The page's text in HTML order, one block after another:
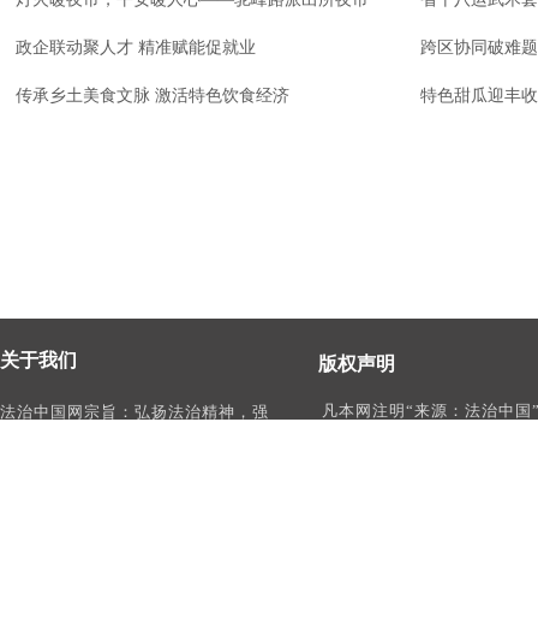
政企联动聚人才 精准赋能促就业 跨区协同破难
传承乡土美食文脉 激活特色饮食经济 特色甜瓜迎丰
版权声明
凡本网注明“来源：法治中国
关于我们
法治中国网宗旨：弘扬法治精神，强